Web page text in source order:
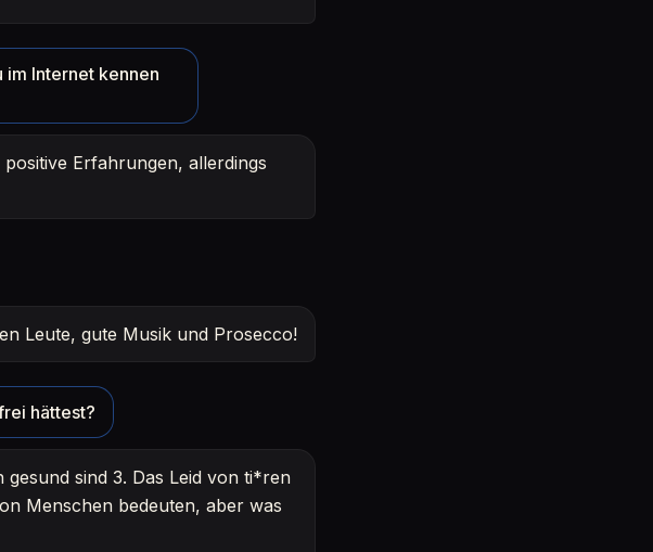
im Internet kennen
Erfahrungen, allerdings
Leute, gute Musik und Prosecco!
hättest?
gesund sind 3. Das Leid von ti*ren
Menschen bedeuten, aber was